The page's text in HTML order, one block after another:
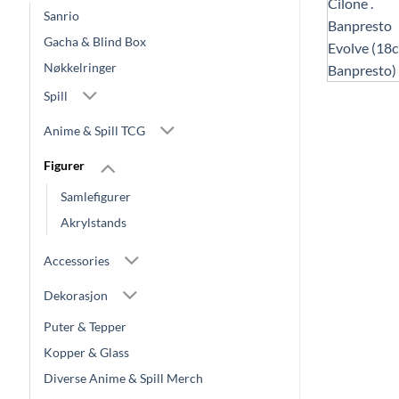
Sanrio
Gacha & Blind Box
Nøkkelringer
Spill
Anime & Spill TCG
Figurer
Samlefigurer
Akrylstands
Accessories
Dekorasjon
Puter & Tepper
Kopper & Glass
Diverse Anime & Spill Merch